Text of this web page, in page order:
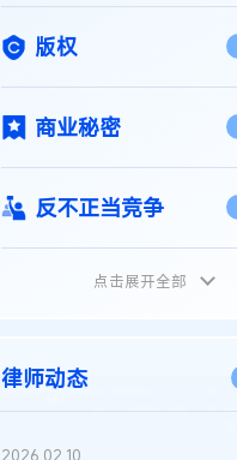
版权
商业秘密
反不正当竞争
植物新品种
地理标志
集成电路布图设计
点击展开全部
律师动态